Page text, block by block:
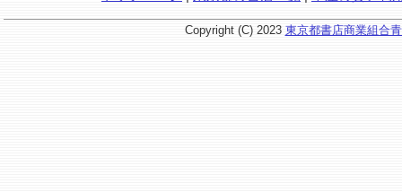
Copyright (C) 2023 東京都書店商業組合